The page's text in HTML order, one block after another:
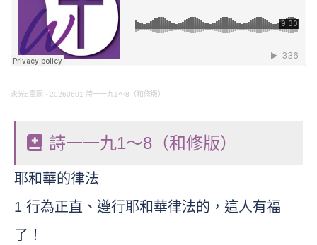
永光e電園 · 20260601 詩一一九1～8（和修版）
詩一一九1～8（和修版）
耶和華的律法
1 行為正直、遵行耶和華律法的，這人有福
了！